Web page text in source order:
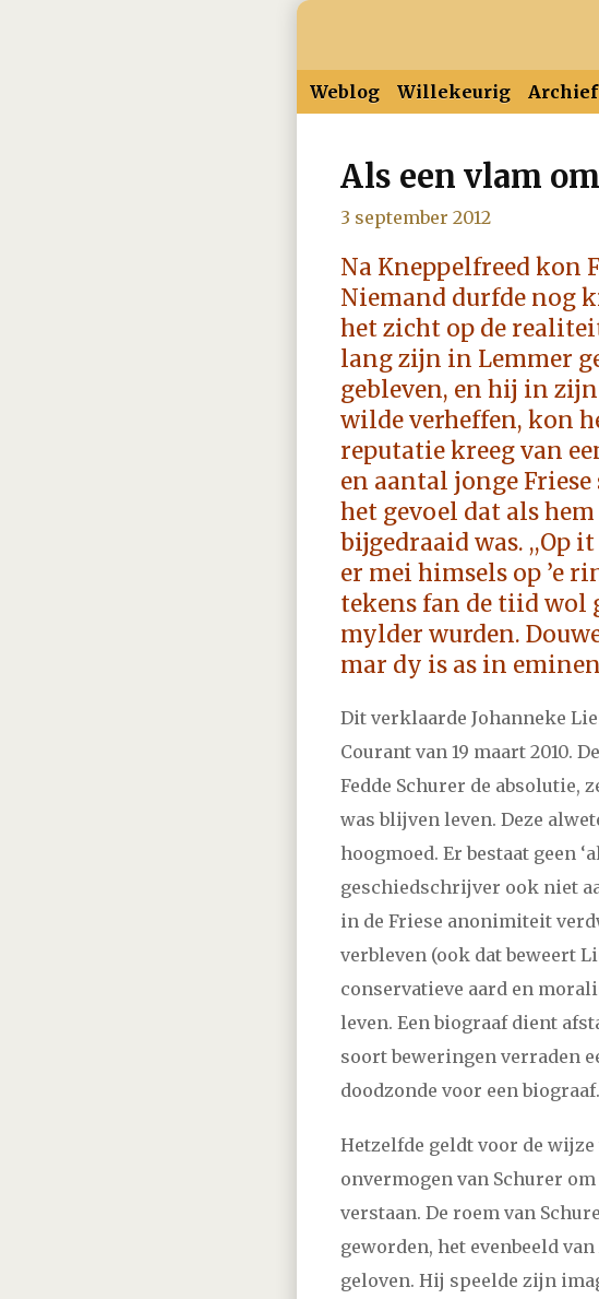
Weblog Willekeurig Archief
2026 januari februari maart april
2024 januari februari maart april
2023 januari februari maart april
2022 januari februari maart april
2021 februari maart
januari februari maart april
2019 januari februari maart april
2017 januari februari maart april
2016 januari februari maart april
2015 januari februari maart april
2014 januari februari maart april
2013 januari februari maart april
2012 januari februari maart april
2011 januari februari maart april
2010 januari februari maart april
2009 februari maart april mei
Als een vlam
3 september 2012
Na Kneppelfreed kon
Niemand durfde nog
het zicht op de
lang zijn in Lemmer
gebleven, en hij in
wilde verheffen, kon
reputatie kreeg van
en aantal jonge
het gevoel dat als
bijgedraaid was. ,,Op
er mei himsels op ’e
tekens fan de tiid wol
mylder wurden.
mar dy is as in
Dit verklaarde Johanneke
Courant van 19 maart 2010.
Fedde Schurer de absolutie,
was blijven leven. Deze
hoogmoed. Er bestaat geen
geschiedschrijver ook niet
in de Friese anonimiteit
verbleven (ook dat beweert
conservatieve aard en
leven. Een biograaf dient
soort beweringen verraden
doodzonde voor een biograaf.
Hetzelfde geldt voor de
onvermogen van Schurer
verstaan. De roem van
geworden, het evenbeeld
geloven. Hij speelde zijn